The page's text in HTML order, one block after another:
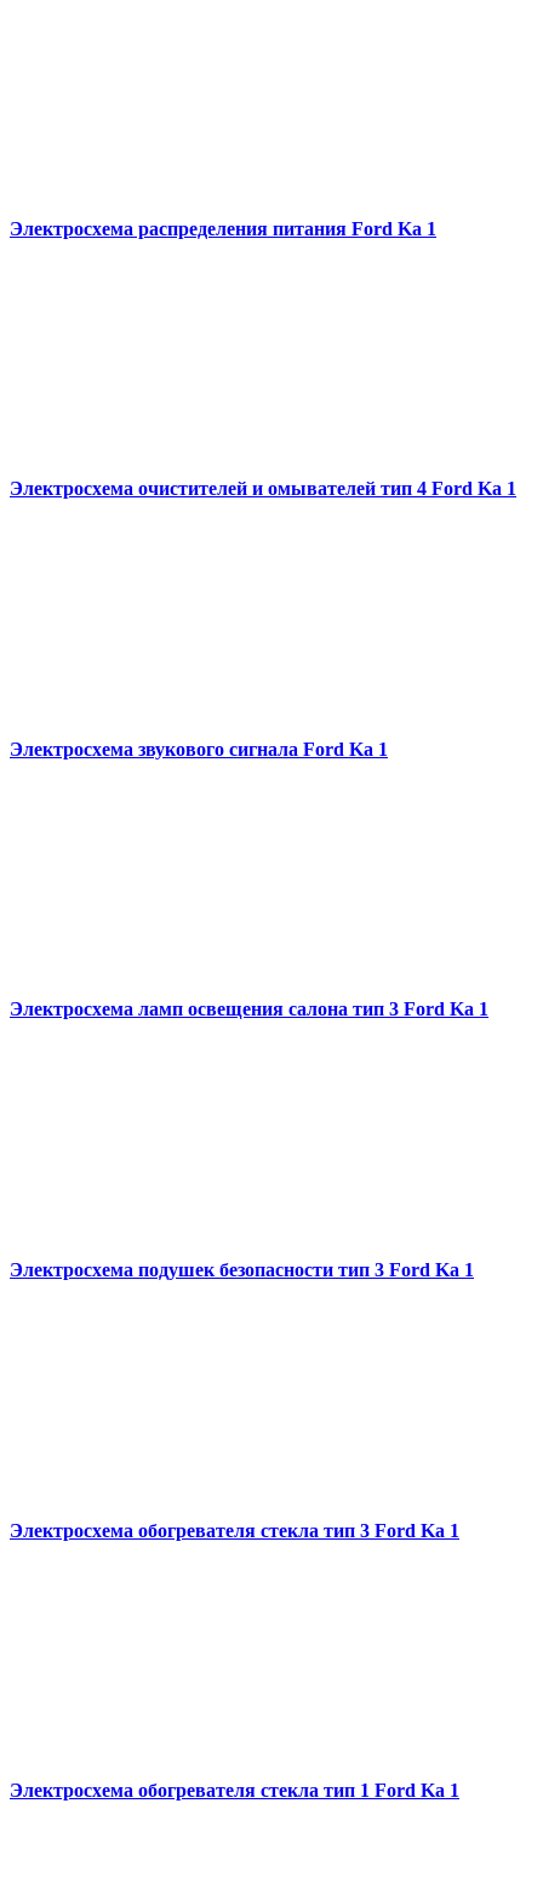
Электросхема распределения питания Ford Ka 1
Электросхема очистителей и омывателей тип 4 Ford Ka 1
Электросхема звукового сигнала Ford Ka 1
Электросхема ламп освещения салона тип 3 Ford Ka 1
Электросхема подушек безопасности тип 3 Ford Ka 1
Электросхема обогревателя стекла тип 3 Ford Ka 1
Электросхема обогревателя стекла тип 1 Ford Ka 1